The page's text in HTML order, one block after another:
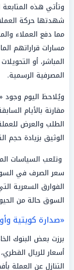
وتأتي هذه
شهدتها حركة
مما دفع العملاء
مسارات قراراتهم
المباشر، أو
المصرفية الرسمية.
ويُلاحظ اليوم وجود
مقارنة بالأيام
الطلب والعرض
الوثيق بزيادة حجم
وتلعب السياسات
سعر الصرف في
الفوارق السعرية
السوق حالة من
«صدارة كويتية
برزت بعض البنوك
أسعار للريال
التنازل عن العملة